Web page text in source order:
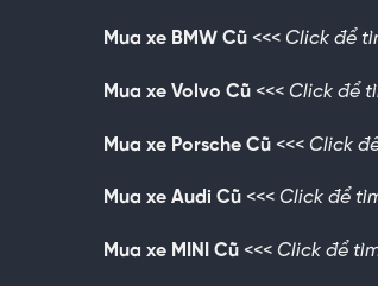
Mua xe BMW Cũ <<< Click để
Mua xe Volvo Cũ <<< Click để
Mua xe Porsche Cũ <<< Click
Mua xe Audi Cũ <<< Click để
Mua xe MINI Cũ <<< Click để